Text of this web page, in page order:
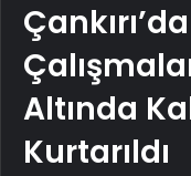
Altında
Kurtarıldı